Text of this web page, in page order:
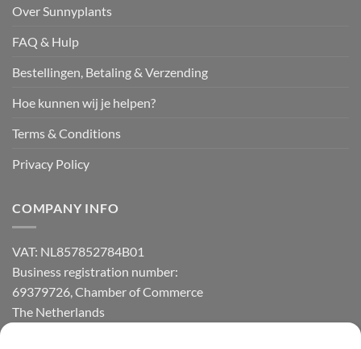
Over Sunnyplants
FAQ & Hulp
Bestellingen, Betaling & Verzending
Hoe kunnen wij je helpen?
Terms & Conditions
Privacy Policy
COMPANY INFO
VAT: NL857852784B01
Business registration number:
69379726, Chamber of Commerce
The Netherlands